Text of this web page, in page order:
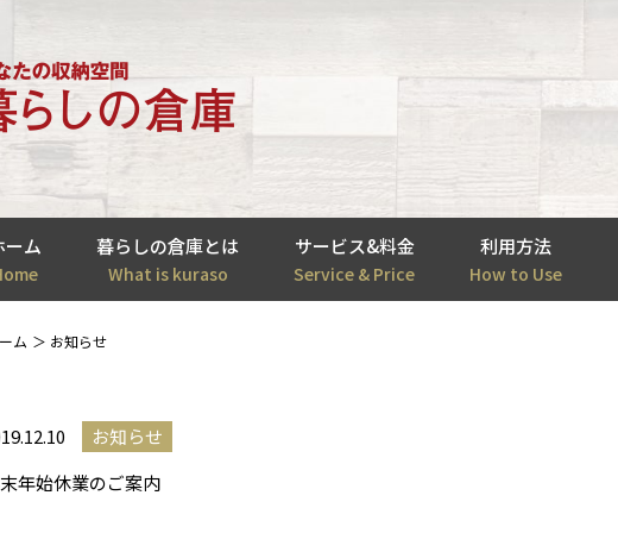
ーム 暮らしの倉庫とは
What is kuraso
サービス&料金
Service & Price
利用方法
How to Use
ム お知らせ
お知らせ
年始休業のご案内